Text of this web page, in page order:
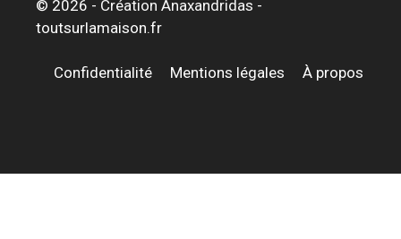
© 2026 - Création Anaxandridas -
toutsurlamaison.fr
Confidentialité Mentions légales À propos